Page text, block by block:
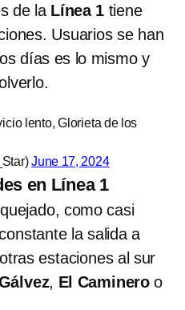
de laLínea 1 tiene
Usuarios se han
días es lo mismo y
lento, Glorieta de los
June 17, 2024
en Línea 1
como casi
la salida a
estaciones al sur
, El Caminero o